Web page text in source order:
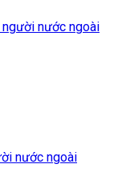
nước ngoài
nước ngoài